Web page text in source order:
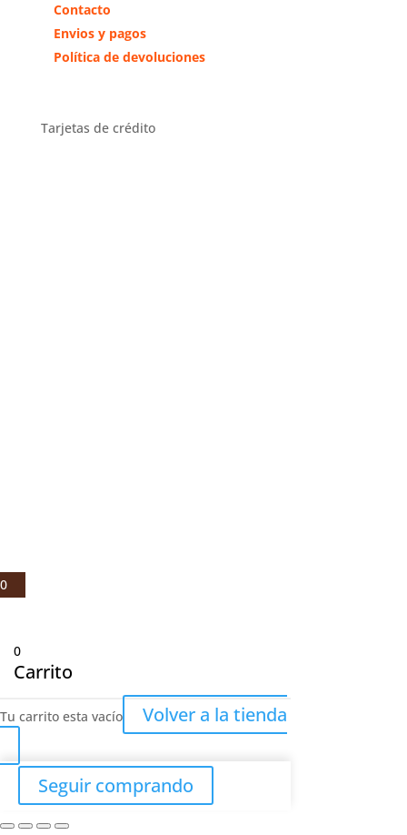
Contacto
Envios y pagos
Política de devoluciones
Tarjetas de crédito
0
0
Carrito
Tu carrito esta vacío Volver a la tienda
Seguir comprando